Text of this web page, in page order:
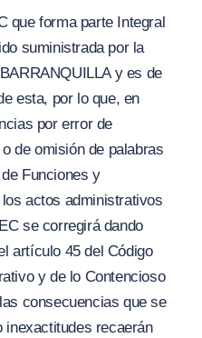
que forma parte Integral
suministrada por la
y es de
esta, por lo que, en
por error de
de omisión de palabras
Funciones y
actos administrativos
se corregirá dando
artículo 45 del Código
y de lo Contencioso
consecuencias que se
inexactitudes recaerán